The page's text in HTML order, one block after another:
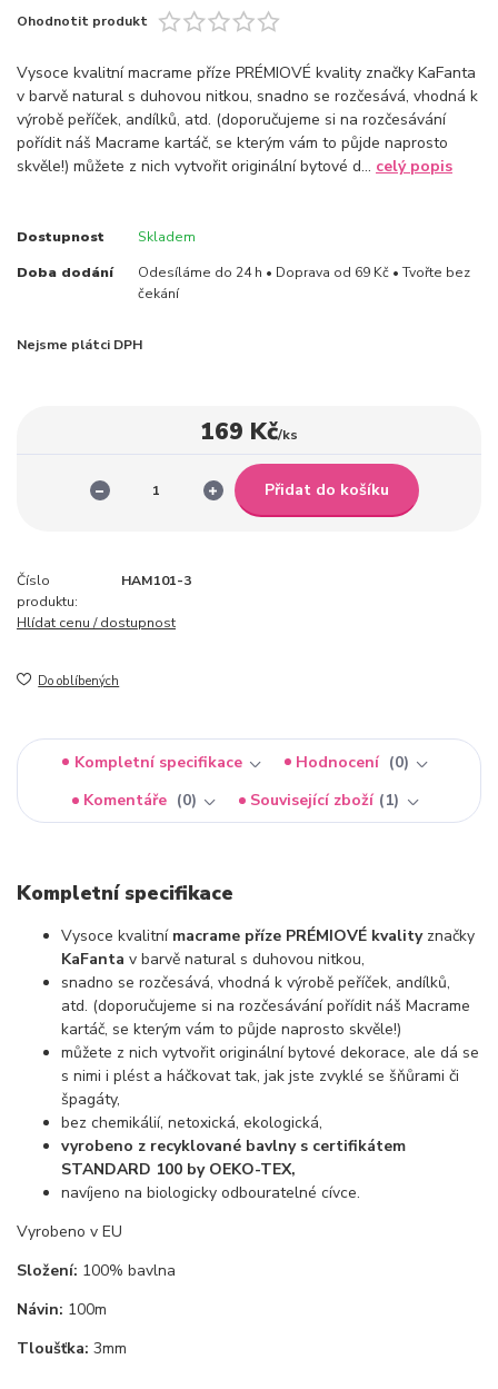
Ohodnotit produkt
Vysoce kvalitní macrame příze PRÉMIOVÉ kvality značky KaFanta
v barvě natural s duhovou nitkou, snadno se rozčesává, vhodná k
výrobě peříček, andílků, atd. (doporučujeme si na rozčesávání
pořídit náš Macrame kartáč, se kterým vám to půjde naprosto
skvěle!) můžete z nich vytvořit originální bytové d... celý popis
Dostupnost Skladem
Doba dodání
Odesíláme do 24 h • Doprava od 69 Kč • Tvořte bez
čekání
Nejsme plátci DPH
169 Kč/ks
Přidat do košíku
Číslo
produktu:
HAM101-3
Hlídat cenu / dostupnost
Do oblíbených
Kompletní specifikace Hodnocení
0
Komentáře
0 Související zboží 1
Kompletní specifikace
Vysoce kvalitní macrame příze PRÉMIOVÉ kvalityznačky
KaFanta v barvě natural s duhovou nitkou,
snadno se rozčesává, vhodná k výrobě peříček, andílků,
atd. (doporučujeme si na rozčesávání pořídit náš Macrame
kartáč, se kterým vám to půjde naprosto skvěle!)
můžete z nich vytvořit originální bytové dekorace, ale dá se
s nimi i plést a háčkovat tak, jak jste zvyklé se šňůrami či
špagáty,
bez chemikálií, netoxická, ekologická,
vyrobeno z recyklované bavlny s certifikátem
STANDARD 100 by OEKO-TEX,
navíjeno na biologicky odbouratelné cívce.
Vyrobeno v EU
Složení: 100% bavlna
Návin: 100m
Tloušťka: 3mm